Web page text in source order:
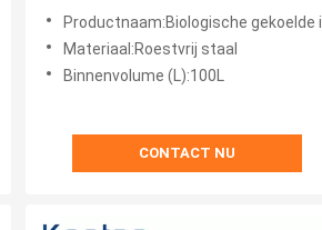
van het Incubator100l Laboratorium
Productnaam:Biologische gekoelde incubators
Materiaal:Roestvrij staal
Binnenvolume (L):100L
CONTACT NU